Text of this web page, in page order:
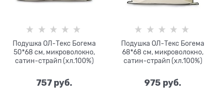
Подушка ОЛ-Текс Богема
50*68 см, микроволокно,
сатин-страйп (хл.100%)
757 руб.
Подушка ОЛ-Текс Богема
68*68 см, микроволокно,
сатин-страйп (хл.100%)
975 руб.